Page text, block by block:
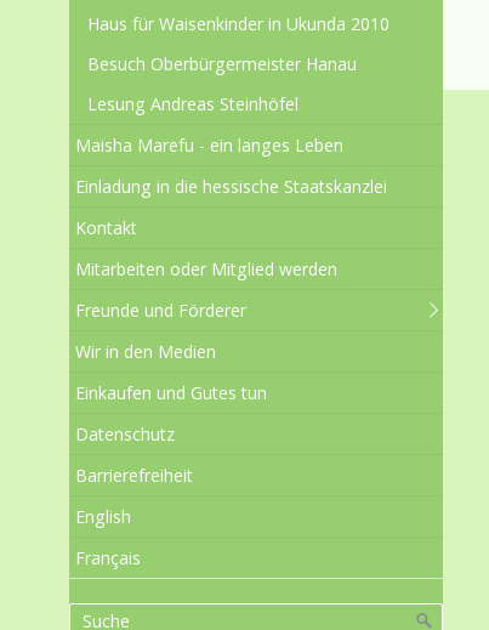
Haus für Waisenkinder in Ukunda 2010
Besuch Oberbürgermeister Hanau
Lesung Andreas Steinhöfel
Maisha Marefu - ein langes Leben
Einladung in die hessische Staatskanzlei
Kontakt
Mitarbeiten oder Mitglied werden
Freunde und Förderer
Wir in den Medien
Einkaufen und Gutes tun
Datenschutz
Barrierefreiheit
English
Français